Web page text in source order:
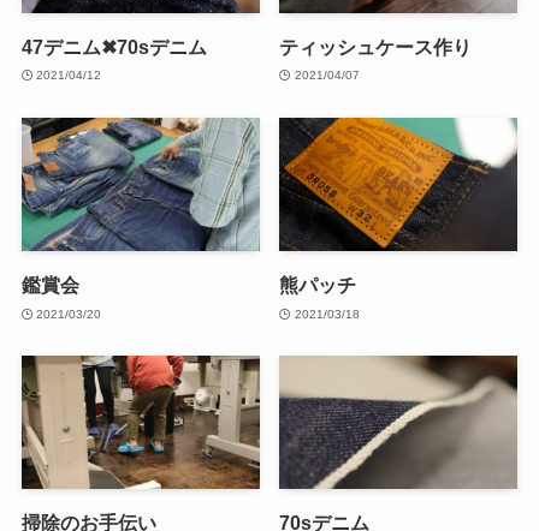
47デニム✖70sデニム
2021/04/12
ティッシュケース作り
2021/04/07
鑑賞会
2021/03/20
熊パッチ
2021/03/18
掃除のお手伝い 70sデニム